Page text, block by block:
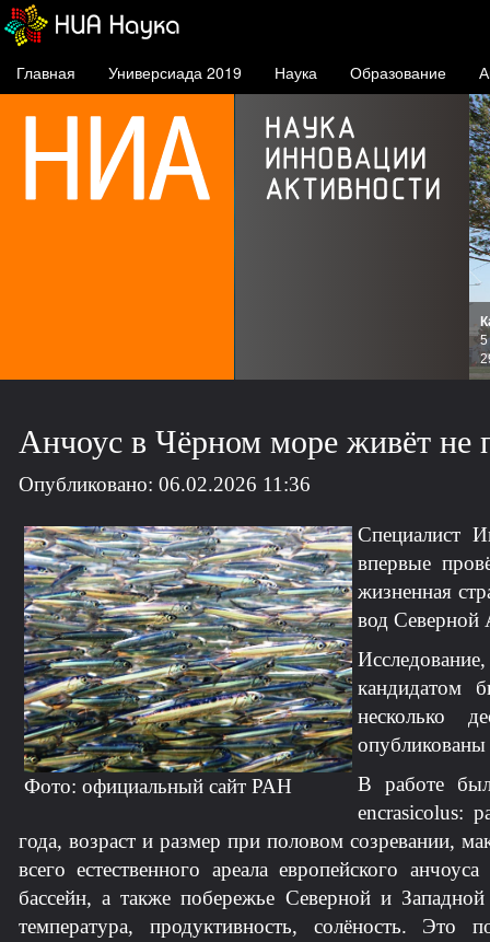
Главная Универсиада 2019 Наука Образование
5
Анчоус в Чёрном море живёт не
Опубликовано: 06.02.2026 11:36
Фото: официальный сайт РАН
Специалист
впервые
жизненная
вод Северной
кандидатом
несколько
В работе
encrasicolus:
года, возраст и размер при половом созревании,
всего естественного ареала европейского
бассейн, а также побережье Северной и
температура, продуктивность, солёность.